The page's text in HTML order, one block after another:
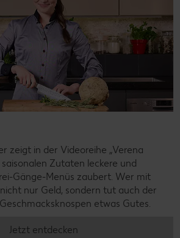
zeigt in der Videoreihe „Verena
Zutaten leckere und
Gänge-Menüs zaubert. Wer mit
nur Geld, sondern tut auch der
etwas Gutes.
Jetzt entdecken